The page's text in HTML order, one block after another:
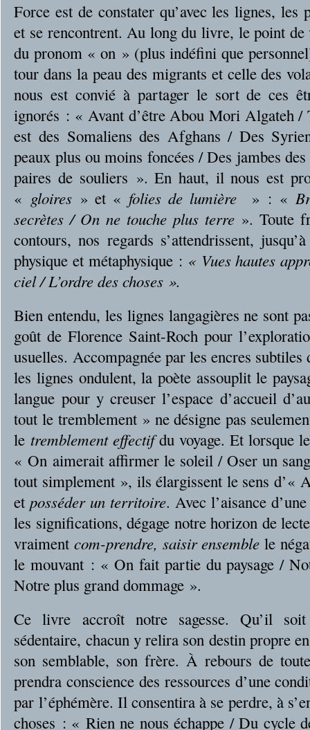
Force est de constater qu’avec les lignes, les
et se rencontrent. Au long du livre, le point
du pronom « on » (plus indéfini que
tour dans la peau des migrants et celle des
nous est convié à partager le sort de ces
ignorés : « Avant d’être Abou Mori Algateh /
est des Somaliens des Afghans / Des
peaux plus ou moins foncées / Des jambes
paires de souliers ». En haut, il nous est
« gloires» et « folies de lumière » : «
secrètes / On ne touche plus terre». Toute
contours, nos regards s’attendrissent,
physique et métaphysique : « Vues hautes
ciel / L’ordre des choses ».
Bien entendu, les lignes langagières ne sont
goût de Florence Saint-Roch pour
usuelles. Accompagnée par les encres
les lignes ondulent, la poète assouplit le
langue pour y creuser l’espace d’accueil
tout le tremblement » ne désigne pas
le tremblement effectifdu voyage. Et lorsque
« On aimerait affirmer le soleil / Oser un
tout simplement », ils élargissent le sens d’«
etposséder un territoire. Avec l’aisance
les significations, dégage notre horizon de
vraimentcom-prendre, saisir ensemble le
le mouvant : « On fait partie du paysage /
Notre plus grand dommage ».
Ce livre accroît notre sagesse. Qu’il
sédentaire, chacun y relira son destin propre
son semblable, son frère. À rebours de
prendra conscience des ressources d’une
par l’éphémère. Il consentira à se perdre, à
choses : « Rien ne nous échappe / Du cycle